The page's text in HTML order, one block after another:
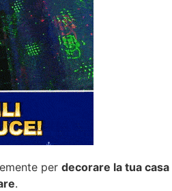
per decorare la tua casa
.